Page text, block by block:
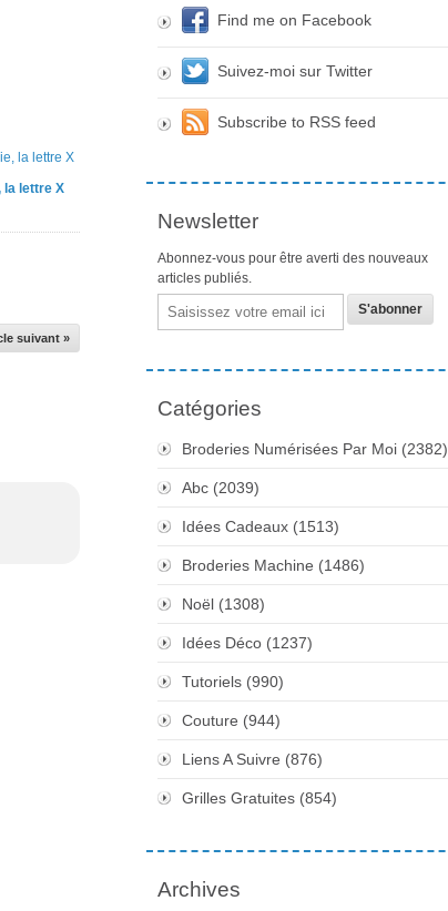
la lettre X
suivant »
Find me on Facebook
Suivez-moi sur Twitter
Subscribe to RSS feed
Newsletter
Abonnez-vous pour être averti des nouveaux
articles publiés.
Email
Catégories
Broderies Numérisées Par Moi (2382)
Abc (2039)
Idées Cadeaux (1513)
Broderies Machine (1486)
Noël (1308)
Idées Déco (1237)
Tutoriels (990)
Couture (944)
Liens A Suivre (876)
Grilles Gratuites (854)
Archives